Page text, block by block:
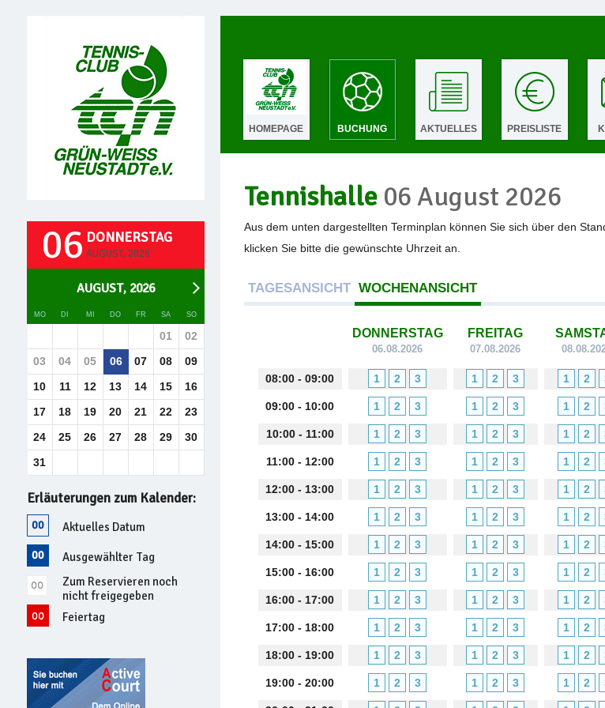
06 DONNERSTAG
AUGUST, 2026
AUGUST, 2026
MO DI MI DO FR SA SO
01
02
03
04 05 06 07 08
09
10
11 12 13 14 15
16
17
18 19 20 21 22
23
24
25 26 27 28 29
30
31
Erläuterungen zum Kalender:
Aktuelles Datum
Ausgewählter Tag
Zum Reservieren noch
nicht freigegeben
Feiertag
HOMEPAGE BUCHUNG AKTUELLES PREISLISTE
Tennishalle 06 August 2026
Aus dem unten dargestellten Terminplan können Sie sich über den
klicken Sie bitte die gewünschte Uhrzeit an.
TAGESANSICHT WOCHENANSICHT
DONNERSTAG
06.08.2026
FREITAG
07.08.2026
08:00 - 09:00 1 2 3 1 2 3 1 2
09:00 - 10:00 1 2 3 1 2 3 1 2
10:00 - 11:00 1 2 3 1 2 3 1 2
11:00 - 12:00 1 2 3 1 2 3 1 2
12:00 - 13:00 1 2 3 1 2 3 1 2
13:00 - 14:00 1 2 3 1 2 3 1 2
14:00 - 15:00 1 2 3 1 2 3 1 2
15:00 - 16:00 1 2 3 1 2 3 1 2
16:00 - 17:00 1 2 3 1 2 3 1 2
17:00 - 18:00 1 2 3 1 2 3 1 2
18:00 - 19:00 1 2 3 1 2 3 1 2
19:00 - 20:00 1 2 3 1 2 3 1 2